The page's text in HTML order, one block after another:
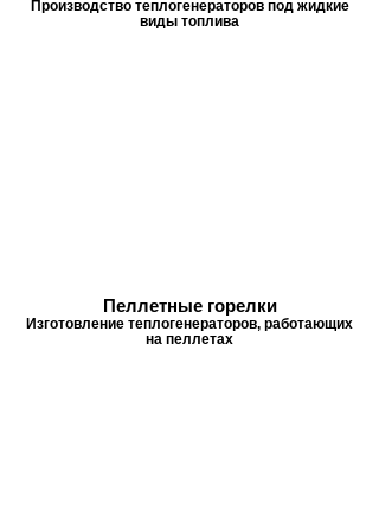
Производство теплогенераторов под жидкие
виды топлива
Пеллетные горелки
Изготовление теплогенераторов, работающих
на пеллетах